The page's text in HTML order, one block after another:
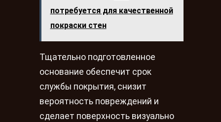
потребуется для качественной
покраски стен
Тщательно подготовленное
основание обеспечит срок
службы покрытия, снизит
вероятность повреждений и
сделает поверхность визуально